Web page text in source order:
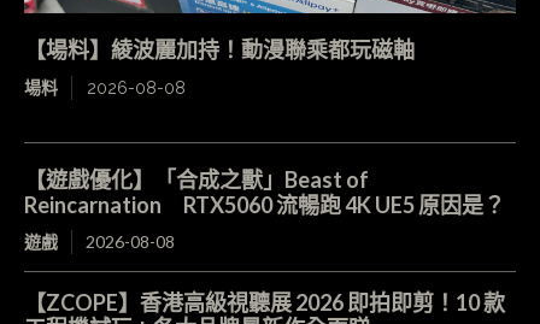
【場料】綾波麗加持！動漫聯乘都玩磁軸
場料 2026-08-08
【遊戲優化】「合成之獸」Beast of
Reincarnation RTX5060 流暢跑 4K UE5 原因是？
遊戲 2026-08-08
【ZCOPE】香港高級視聽展 2026 即拍即剪！10 款